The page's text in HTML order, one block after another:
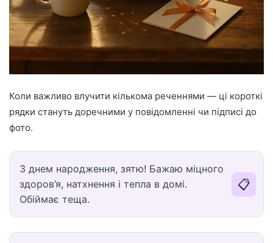
Коли важливо влучити кількома реченнями — ці короткі
рядки стануть доречними у повідомленні чи підписі до
фото.
З днем народження, зятю! Бажаю міцного
здоров’я, натхнення і тепла в домі.
Обіймає теща.
📋